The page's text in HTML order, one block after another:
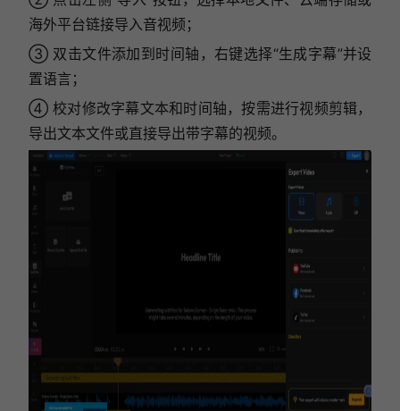
海外平台链接导入音视频；
③ 双击文件添加到时间轴，右键选择“生成字幕”并设
置语言；
④ 校对修改字幕文本和时间轴，按需进行视频剪辑，
导出文本文件或直接导出带字幕的视频。